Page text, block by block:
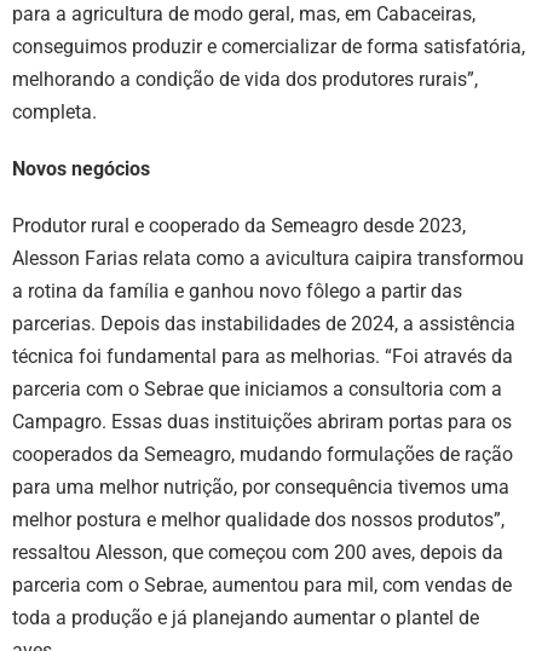
para a agricultura de modo geral, mas, em Cabaceiras,
conseguimos produzir e comercializar de forma satisfatória,
melhorando a condição de vida dos produtores rurais”,
completa.
Novos negócios
Produtor rural e cooperado da Semeagro desde 2023,
Alesson Farias relata como a avicultura caipira transformou
a rotina da família e ganhou novo fôlego a partir das
parcerias. Depois das instabilidades de 2024, a assistência
técnica foi fundamental para as melhorias. “Foi através da
parceria com o Sebrae que iniciamos a consultoria com a
Campagro. Essas duas instituições abriram portas para os
cooperados da Semeagro, mudando formulações de ração
para uma melhor nutrição, por consequência tivemos uma
melhor postura e melhor qualidade dos nossos produtos”,
ressaltou Alesson, que começou com 200 aves, depois da
parceria com o Sebrae, aumentou para mil, com vendas de
toda a produção e já planejando aumentar o plantel de